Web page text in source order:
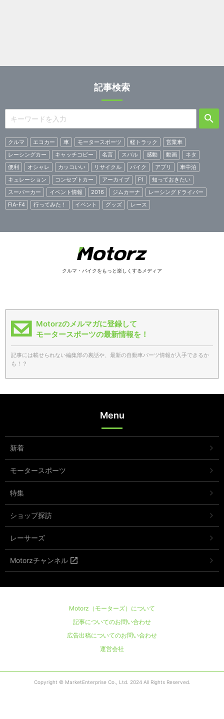
記事検索
クルマ エコカー 車 モータースポーツ 軽トラック
営業車
レーシングカー
キャッチコピー 名言 スバル 感動 動画
ネタ
便利
オシャレ カッコいい リサイクル バイク アプリ
車中泊
キュレーション
コンセプトカー アーカイブ F1
知っておきたい
スーパーカー
イベント情報 2016 ジムカーナ
レーシングドライバー
FIA-F4
行ってみた！ イベント グッズ レース
クルマ・バイクをもっと楽しくするメディア
Motorzのメルマガに登録して
モータースポーツの最新情報を！
記事には載せられない編集部の裏話や、最新の自動車パーツ情報が入手できるか
も！？
Menu
新着
モータースポーツ
特集
ショップ探訪
レーサーズ
Motorzチャンネル
Motorz（モーターズ）について
記事についてのお問い合わせ
広告出稿についてのお問い合わせ
運営会社
Copyright © MarketEnterprise Co., Ltd. 2024 All Rights Reserved.